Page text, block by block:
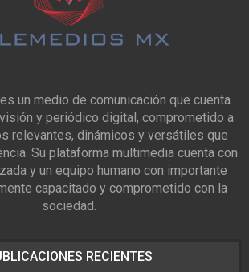
un medio de comunicación que cuenta
y periódico digital, comprometido a
relevantes, dinámicos y versátiles que
Su plataforma multimedia cuenta con
y un equipo humano con importante
capacitado y comprometido con la
sociedad.
RECIENTES